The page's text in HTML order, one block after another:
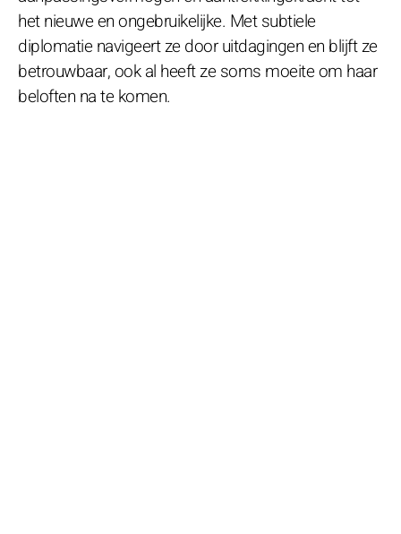
het nieuwe en ongebruikelijke. Met subtiele
diplomatie navigeert ze door uitdagingen en blijft ze
betrouwbaar, ook al heeft ze soms moeite om haar
beloften na te komen.